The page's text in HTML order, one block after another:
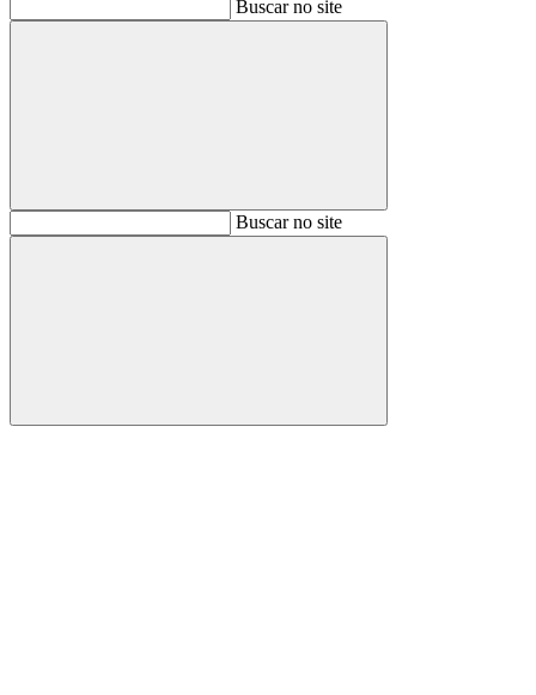
Buscar no site
BuscarBuscar no site
Buscar